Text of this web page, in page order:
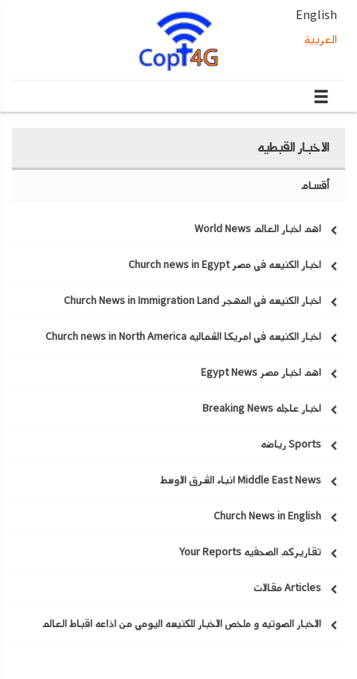
English
العربية
الاخبار القبطيه
أقسام
اهم اخبار العالم World News
اخبار الكنيسه في مصر Church news in Egypt
اخبار الكنيسه في المهجر Church News in Immigration Land
اخبار الكنيسه في امريكا الشماليه Church news in North America
اهم اخبار مصر Egypt News
اخبار عاجله Breaking News
Sports رياضه
Middle East News انباء الشرق الاوسط
Church News in English
تقاريركم الصحفيه Your Reports
Articles مقالات
الاخبار الصوتيه و ملخص الاخبار للكنيسه اليومي من اذاعه اقباط العالم